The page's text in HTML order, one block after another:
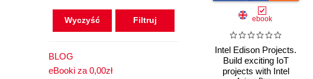
Wyczyść
BLOG
eBooki za 0,00zł
ebook
Intel Edison Projects.
Build exciting IoT
projects with Intel